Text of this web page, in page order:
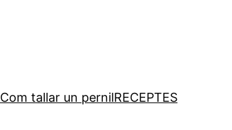
Com tallar un pernilRECEPTES